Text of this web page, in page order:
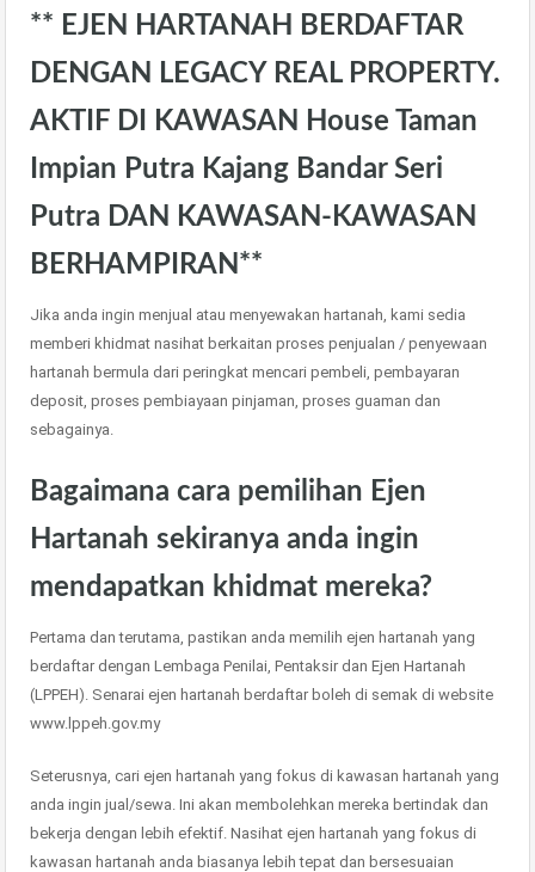
** EJEN HARTANAH BERDAFTAR
DENGAN LEGACY REAL PROPERTY.
AKTIF DI KAWASAN House Taman
Impian Putra Kajang Bandar Seri
Putra DAN KAWASAN-KAWASAN
BERHAMPIRAN**
Jika anda ingin menjual atau menyewakan hartanah, kami sedia
memberi khidmat nasihat berkaitan proses penjualan / penyewaan
hartanah bermula dari peringkat mencari pembeli, pembayaran
deposit, proses pembiayaan pinjaman, proses guaman dan
sebagainya.
Bagaimana cara pemilihan Ejen
Hartanah sekiranya anda ingin
mendapatkan khidmat mereka?
Pertama dan terutama, pastikan anda memilih ejen hartanah yang
berdaftar dengan Lembaga Penilai, Pentaksir dan Ejen Hartanah
(LPPEH). Senarai ejen hartanah berdaftar boleh di semak di website
www.lppeh.gov.my
Seterusnya, cari ejen hartanah yang fokus di kawasan hartanah yang
anda ingin jual/sewa. Ini akan membolehkan mereka bertindak dan
bekerja dengan lebih efektif. Nasihat ejen hartanah yang fokus di
kawasan hartanah anda biasanya lebih tepat dan bersesuaian